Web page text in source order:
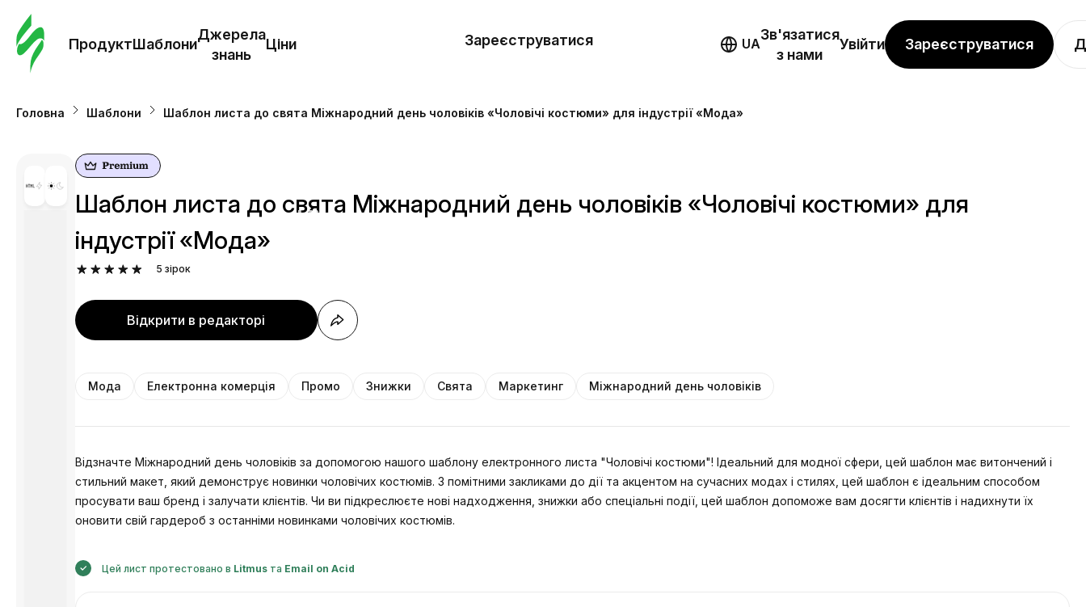
ПродуктШаблони
Джерела
знань
Ціни
Ціни
Зареєструватися UA
Зв'язатися
з нами
Увійти Зареєструватися
Головна Шаблони Шаблон листа до свята Міжнародний день чоловіків «Чоловічі костюми» для індустрії «Мода»
Шаблон листа до свята Міжнародний день чоловіків «Чоловічі костюми» для
індустрії «Мода»
5 зірок
Відкрити в редакторі
Мода Електронна комерція Промо Знижки Свята Маркетинг Міжнародний день чоловіків
Відзначте Міжнародний день чоловіків за допомогою нашого шаблону електронного листа "Чоловічі костюми"! Ідеальний для модної сфери, цей шаблон має витончений і
стильний макет, який демонструє новинки чоловічих костюмів. З помітними закликами до дії та акцентом на сучасних модах і стилях, цей шаблон є ідеальним способом
просувати ваш бренд і залучати клієнтів. Чи ви підкреслюєте нові надходження, знижки або спеціальні події, цей шаблон допоможе вам досягти клієнтів і надихнути їх
оновити свій гардероб з останніми новинками чоловічих костюмів.
Цей лист протестовано в Litmusта Email on Acid